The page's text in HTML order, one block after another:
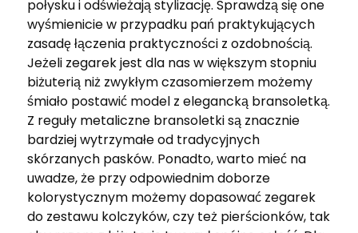
połysku i odświeżają stylizację. Sprawdzą się one
wyśmienicie w przypadku pań praktykujących
zasadę łączenia praktyczności z ozdobnością.
Jeżeli zegarek jest dla nas w większym stopniu
biżuterią niż zwykłym czasomierzem możemy
śmiało postawić model z elegancką bransoletką.
Z reguły metaliczne bransoletki są znacznie
bardziej wytrzymałe od tradycyjnych
skórzanych pasków. Ponadto, warto mieć na
uwadze, że przy odpowiednim doborze
kolorystycznym możemy dopasować zegarek
do zestawu kolczyków, czy też pierścionków, tak